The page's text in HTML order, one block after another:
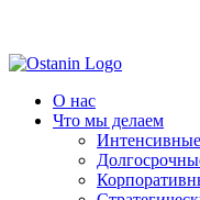
О нас
Что мы делаем